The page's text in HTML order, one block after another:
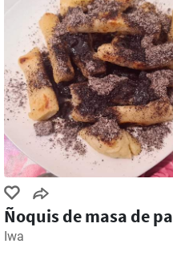
Ñoquis de masa de
Iwa